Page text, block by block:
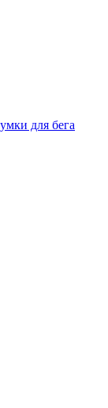
для бега